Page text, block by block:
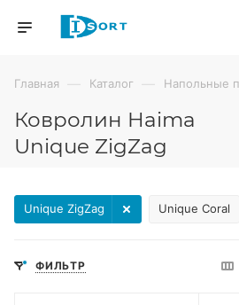
Главная — Каталог — Напольные
Ковролин Haima
Unique ZigZag
Unique Coral
Unique ZigZag
ФИЛЬТР